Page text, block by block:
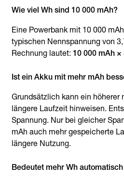
Wie viel Wh sind 10 000 mAh?
Eine Powerbank mit 10 000
typischen Nennspannung von
Rechnung lautet: 10 000 mAh ×
Ist ein Akku mit mehr mAh
Grundsätzlich kann ein höherer
längere Laufzeit hinweisen.
Spannung. Nur bei gleicher
mAh auch mehr gespeicherte
längere Nutzung.
Bedeutet mehr Wh